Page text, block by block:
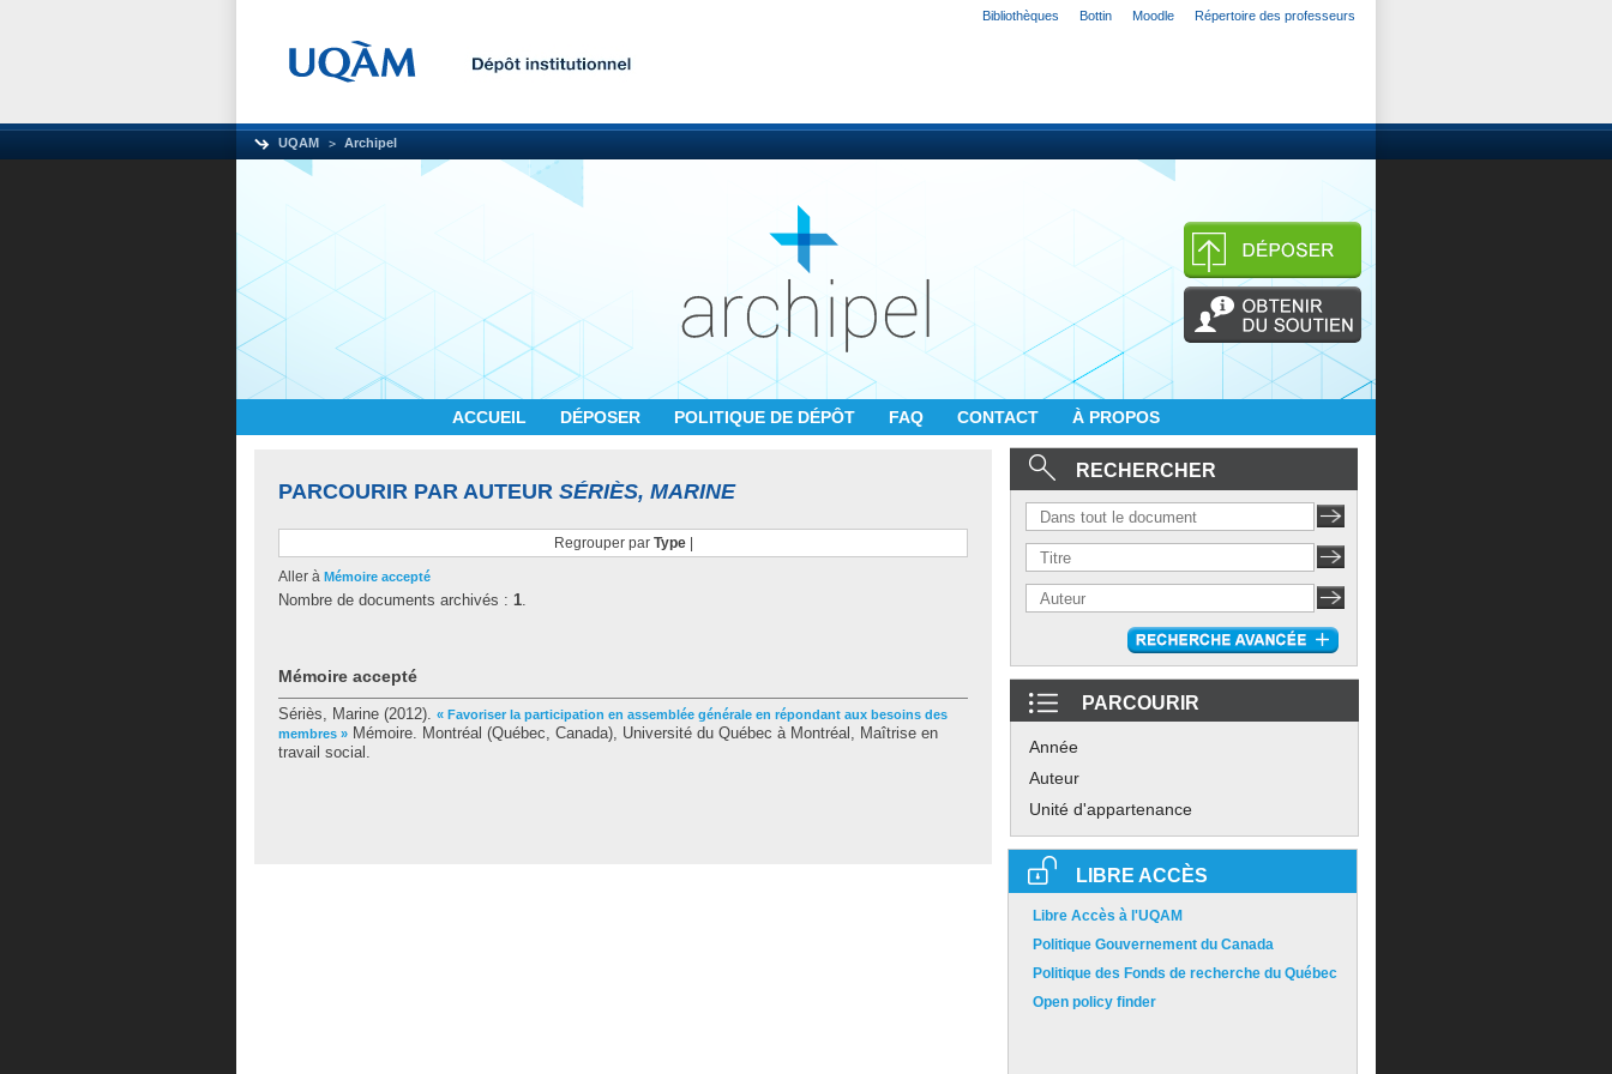
Bibliothèques Bottin Moodle Répertoire des professeurs
UQAM Archipel
ACCUEIL DÉPOSER POLITIQUE DE DÉPÔT FAQ CONTACT À PROPOS
PARCOURIR PAR AUTEUR SÉRIÈS, MARINE
Regrouper par Type|
Aller à Mémoire accepté
Nombre de documents archivés : 1.
Mémoire accepté
Sériès, Marine (2012). « Favoriser la participation en assemblée générale en répondant aux besoins des
membres » Mémoire. Montréal (Québec, Canada), Université du Québec à Montréal, Maîtrise en
travail social.
RECHERCHER
PARCOURIR
Année
Auteur
Unité d'appartenance
LIBRE ACCÈS
Libre Accès à l'UQAM
Politique Gouvernement du Canada
Politique des Fonds de recherche du Québec
Open policy finder